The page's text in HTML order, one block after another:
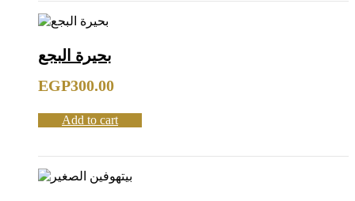
بحيرة البجع
EGP300.00
Add to cart